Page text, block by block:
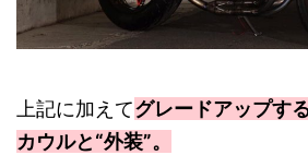
上記に加えてグレードアップす
カウルと“外装”。